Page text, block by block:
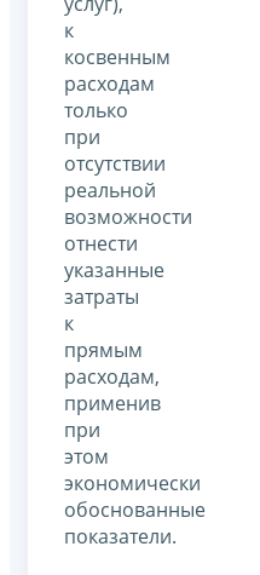
к
косвенным
расходам
только
при
отсутствии
реальной
возможности
отнести
указанные
затраты
к
прямым
расходам,
применив
при
этом
экономически
обоснованные
показатели.